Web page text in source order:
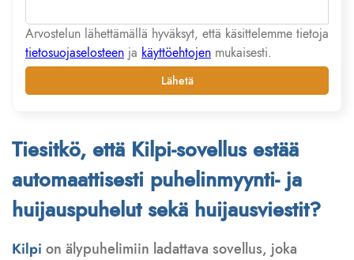
Arvostelun lähettämällä hyväksyt, että käsittelemme tietoja
tietosuojaselosteen ja käyttöehtojen mukaisesti.
Lähetä
Tiesitkö, että Kilpi-sovellus estää
automaattisesti puhelinmyynti- ja
huijauspuhelut sekä huijausviestit?
Kilpi on älypuhelimiin ladattava sovellus, joka